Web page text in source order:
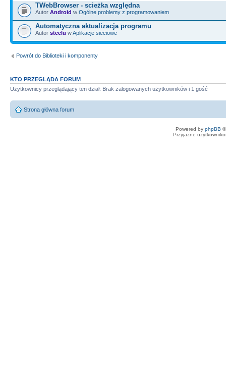
TWebBrowser - scieżka względna
Autor Android w Ogólne problemy z programowaniem
Automatyczna aktualizacja programu
Autor steelu wAplikacje sieciowe
Powrót do Biblioteki i komponenty
KTO PRZEGLĄDA FORUM
Użytkownicy przeglądający ten dział: Brak zalogowanych użytkowników i 1 gość
Strona główna forum
Powered by phpBB
Przyjazne